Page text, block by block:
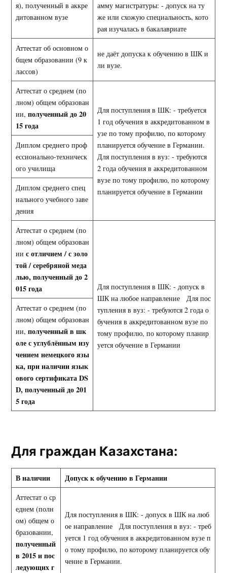
я), полученный в аккре
дитованном вузе
амму магистратуры: - допуск на ту
же или схожую специальность, кото
рая изучалась в бакалавриате
Аттестат об основном о
бщем образовании (9 к
лассов)
не даёт допуска к обучению в ШК и
ли вузе.
Аттестат о среднем (по
лном) общем образован
ии, полученный до 20
15 года
Для поступления в ШК: - требуется
1 год обучения в аккредитованном в
узе по тому профилю, по которому
планируется обучение в Германии.
Для поступления в вуз: - требуются
2 года обучения в аккредитованном
вузе по тому профилю, по которому
планируется обучение в Германии
Диплом среднего проф
ессионально-техническ
ого училища
Диплом среднего спец
иального учебного заве
дения
Аттестат о среднем (по
лном) общем образован
ии с отличием / с золо
той / серебряной меда
лью, полученный до 2
015 года
Для поступления в ШК: - допуск в
ШК на любое направление Для пос
тупления в вуз: - требуются 2 года о
бучения в аккредитованном вузе по
тому профилю, по которому планир
уется обучение в Германии
Аттестат о среднем (по
лном) общем образован
ии, полученный в шк
оле суглублённым изу
чением немецкого язы
ка, при наличии язык
ового сертификатаDS
D, полученный до 201
5 года
Для граждан Казахстана:
В наличии Допуск к обучению в Германии
Аттестат о ср
еднем (полн
ом) общем о
бразовании,
полученный
в 2015 и пос
ледующих г
Для поступления в ШК: - допуск в ШК на люб
ое направление Для поступления в вуз: - треб
уется 1 год обучения в аккредитованном вузе п
о тому профилю, по которому планируется обу
чение в Германии.